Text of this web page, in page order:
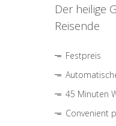
Der heilige
Reisende
Festpreis
45 Minuten
Convenient